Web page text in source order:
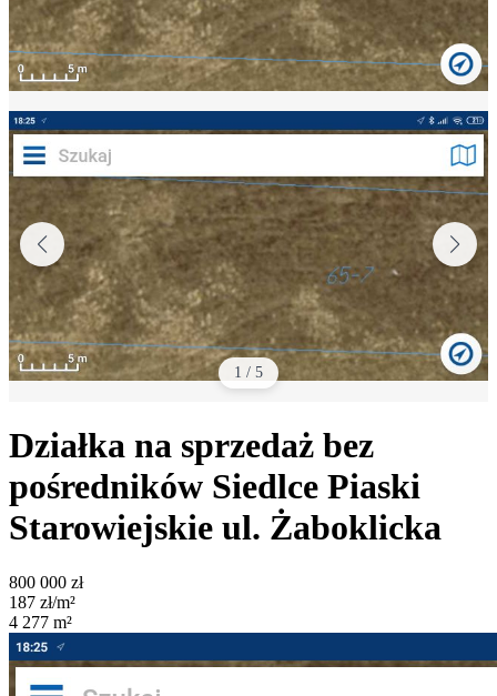
1 / 5
Działka na sprzedaż bez
pośredników Siedlce Piaski
Starowiejskie ul. Żaboklicka
800 000 zł
187 zł/m²
4 277 m²